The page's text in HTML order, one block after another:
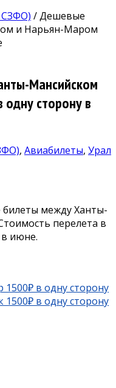
/Дешевые
и Нарьян-Маром
Мансийском
сторону в
, Авиабилеты, Урал
между Ханты-
перелета в
июне.
в одну сторону
в одну сторону